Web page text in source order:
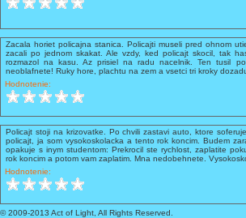
Zacala horiet policajna stanica. Policajti museli pred ohnom
zacali po jednom skakat. Ale vzdy, ked policajt skocil, tak
rozmazol na kasu. Az prisiel na radu nacelnik. Ten tusil
neoblafnete! Ruky hore, plachtu na zem a vsetci tri kroky
Hodnotenie:
Policajt stoji na krizovatke. Po chvili zastavi auto, ktore
policajt, ja som vysokoskolacka a tento rok koncim. Budem
opakuje s inym studentom: Prekrocil ste rychlost, zaplatite
rok koncim a potom vam zaplatim. Mna nedobehnete.
Hodnotenie:
© 2009-2013 Act of Light, All Rights Reserved.